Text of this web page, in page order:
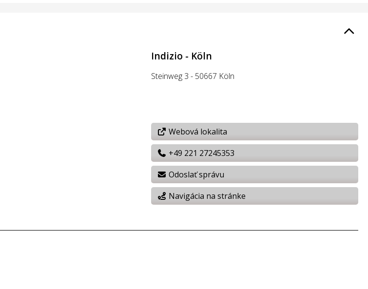
Indizio - Köln
Steinweg 3 - 50667 Köln
Webová lokalita
+49 221 27245353
Odoslať správu
Navigácia na stránke